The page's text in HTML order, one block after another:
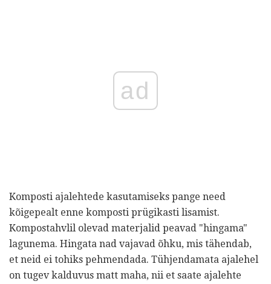
ad
Komposti ajalehtede kasutamiseks pange need
kõigepealt enne komposti prügikasti lisamist.
Kompostahvlil olevad materjalid peavad "hingama"
lagunema. Hingata nad vajavad õhku, mis tähendab,
et neid ei tohiks pehmendada. Tühjendamata ajalehel
on tugev kalduvus matt maha, nii et saate ajalehte